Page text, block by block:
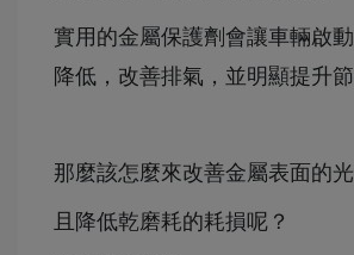
實用的金屬保護劑會讓車輛啟
降低，改善排氣，並明顯提升
那麼該怎麼來改善金屬表面的
且降低乾磨耗的耗損呢？